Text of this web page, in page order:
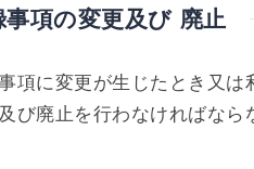
項の変更及び 廃止
項に変更が生じたとき又は
び廃止を行わなければなら